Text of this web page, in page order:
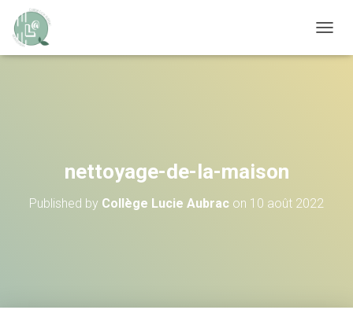
nettoyage-de-la-maison
Published by Collège Lucie Aubrac on 10 août 2022